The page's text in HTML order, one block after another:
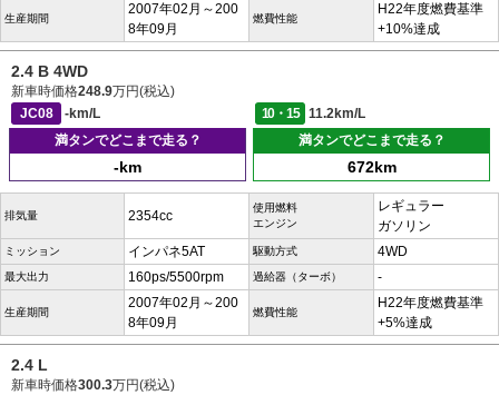
生産期間
2007年02月～200
8年09月
燃費性能
H22年度燃費基準
+10%達成
2.4 B 4WD
新車時価格248.9万円(税込)
JC08
-km/L 10・15
11.2km/L
満タンでどこまで走る？
-km
満タンでどこまで走る？
672km
排気量 2354cc
使用燃料
エンジン
レギュラー
ガソリン
ミッション インパネ5AT 駆動方式 4WD
最大出力 160ps/5500rpm 過給器（ターボ） -
生産期間
2007年02月～200
8年09月
燃費性能
H22年度燃費基準
+5%達成
2.4 L
新車時価格300.3万円(税込)